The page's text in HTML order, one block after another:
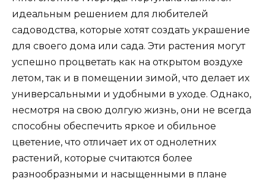
идеальным решением для любителей
садоводства, которые хотят создать украшение
для своего дома или сада. Эти растения могут
успешно процветать как на открытом воздухе
летом, так и в помещении зимой, что делает их
универсальными и удобными в уходе. Однако,
несмотря на свою долгую жизнь, они не всегда
способны обеспечить яркое и обильное
цветение, что отличает их от однолетних
растений, которые считаются более
разнообразными и насыщенными в плане